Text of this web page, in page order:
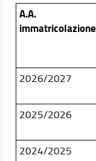
A.A.
immatricolazione
2026/2027
2025/2026
2024/2025